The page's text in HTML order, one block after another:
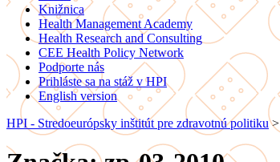
Knižnica
Health Management Academy
Health Research and Consulting
CEE Health Policy Network
Podporte nás
Prihláste sa na stáž v HPI
English version
HPI - Stredoeurópsky inštitút pre zdravotnú politiku>